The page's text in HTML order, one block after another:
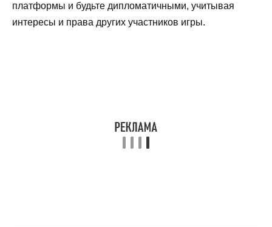
платформы и будьте дипломатичными, учитывая
интересы и права других участников игры.